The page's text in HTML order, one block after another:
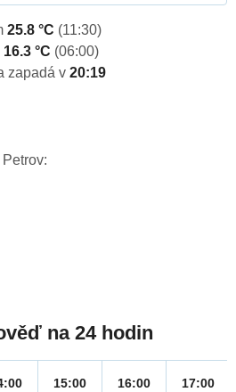
25.8 °C (11:30)
16.3 °C (06:00)
zapadá v 20:19
na 24 hodin
15:00 16:00 17:00